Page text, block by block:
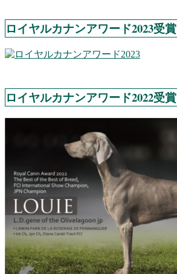
ロイヤルカナンアワード2023受賞
ロイヤルカナンアワード2022受賞